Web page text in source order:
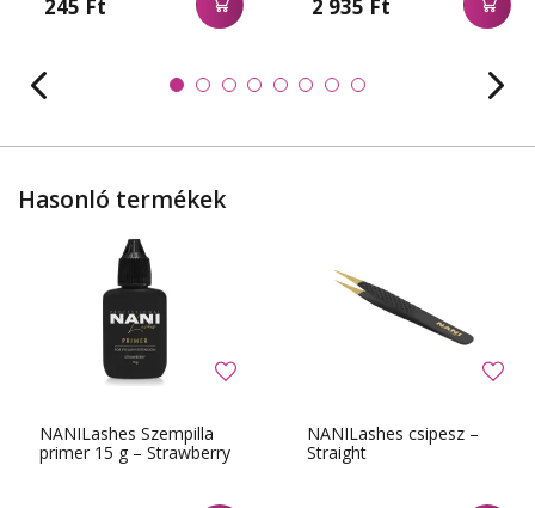
245 Ft 2 935 Ft
Hasonló termékek
NANILashes Szempilla
primer 15 g – Strawberry
NANILashes csipesz –
Straight